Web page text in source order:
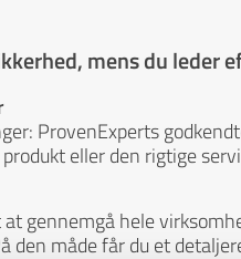
mens du leder
ProvenExperts
eller den rigtige
gennemgå hele
den måde får du et